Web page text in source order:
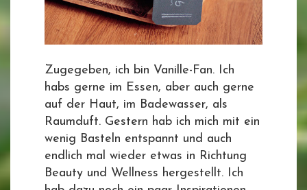
Zugegeben, ich bin Vanille-Fan. Ich
habs gerne im Essen, aber auch gerne
auf der Haut, im Badewasser, als
Raumduft. Gestern hab ich mich mit ein
wenig Basteln entspannt und auch
endlich mal wieder etwas in Richtung
Beauty und Wellness hergestellt. Ich